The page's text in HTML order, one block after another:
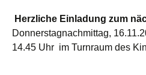
Herzliche Einladung zum
Donnerstagnachmittag,
14.45 Uhr im Turnraum des